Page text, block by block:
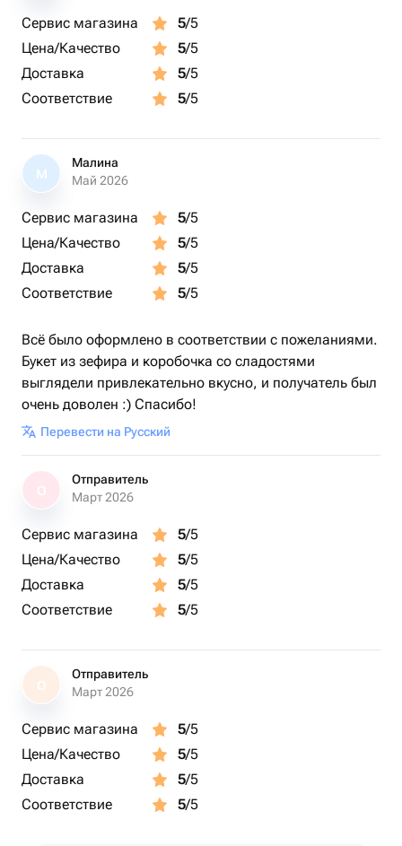
Сервис магазина 5/5
Цена/Качество
5/5
Доставка
5/5
Соответствие
5/5
М
Малина
Май 2026
Сервис магазина 5/5
Цена/Качество
5/5
Доставка
5/5
Соответствие
5/5
Всё было оформлено в соответствии с пожеланиями.
Букет из зефира и коробочка со сладостями
выглядели привлекательно вкусно, и получатель был
очень доволен :) Спасибо!
Перевести на Русский
Отправитель
Март 2026
Сервис магазина 5/5
Цена/Качество
5/5
Доставка
5/5
Соответствие
5/5
О
Отправитель
Март 2026
Сервис магазина 5/5
Цена/Качество
5/5
Доставка
5/5
Соответствие
5/5